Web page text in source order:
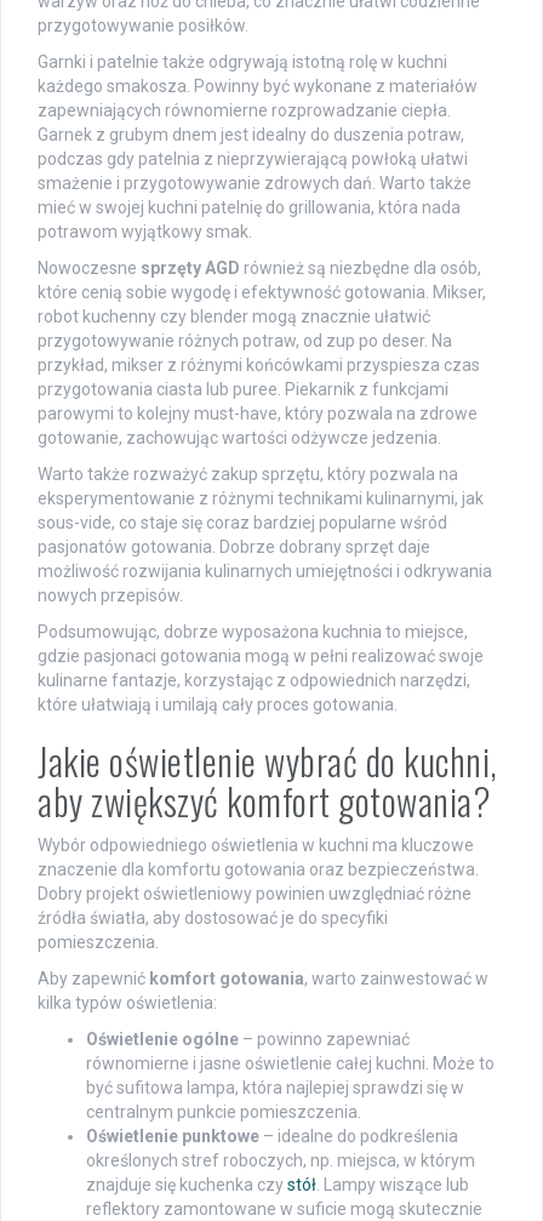
przygotowywanie posiłków.
Garnki i patelnie także odgrywają istotną rolę w kuchni
każdego smakosza. Powinny być wykonane z materiałów
zapewniających równomierne rozprowadzanie ciepła.
Garnek z grubym dnem jest idealny do duszenia potraw,
podczas gdy patelnia z nieprzywierającą powłoką ułatwi
smażenie i przygotowywanie zdrowych dań. Warto także
mieć w swojej kuchni patelnię do grillowania, która nada
potrawom wyjątkowy smak.
Nowoczesne sprzęty AGD również są niezbędne dla osób,
które cenią sobie wygodę i efektywność gotowania. Mikser,
robot kuchenny czy blender mogą znacznie ułatwić
przygotowywanie różnych potraw, od zup po deser. Na
przykład, mikser z różnymi końcówkami przyspiesza czas
przygotowania ciasta lub puree. Piekarnik z funkcjami
parowymi to kolejny must-have, który pozwala na zdrowe
gotowanie, zachowując wartości odżywcze jedzenia.
Warto także rozważyć zakup sprzętu, który pozwala na
eksperymentowanie z różnymi technikami kulinarnymi, jak
sous-vide, co staje się coraz bardziej popularne wśród
pasjonatów gotowania. Dobrze dobrany sprzęt daje
możliwość rozwijania kulinarnych umiejętności i odkrywania
nowych przepisów.
Podsumowując, dobrze wyposażona kuchnia to miejsce,
gdzie pasjonaci gotowania mogą w pełni realizować swoje
kulinarne fantazje, korzystając z odpowiednich narzędzi,
które ułatwiają i umilają cały proces gotowania.
Jakie oświetlenie wybrać do kuchni,
aby zwiększyć komfort gotowania?
Wybór odpowiedniego oświetlenia w kuchni ma kluczowe
znaczenie dla komfortu gotowania oraz bezpieczeństwa.
Dobry projekt oświetleniowy powinien uwzględniać różne
źródła światła, aby dostosować je do specyfiki
pomieszczenia.
Aby zapewnić komfort gotowania, warto zainwestować w
kilka typów oświetlenia:
Oświetlenie ogólne – powinno zapewniać
równomierne i jasne oświetlenie całej kuchni. Może to
być sufitowa lampa, która najlepiej sprawdzi się w
centralnym punkcie pomieszczenia.
Oświetlenie punktowe – idealne do podkreślenia
określonych stref roboczych, np. miejsca, w którym
znajduje się kuchenka czystół. Lampy wiszące lub
reflektory zamontowane w suficie mogą skutecznie